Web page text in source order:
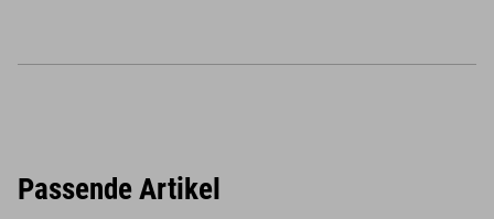
Passende Artikel